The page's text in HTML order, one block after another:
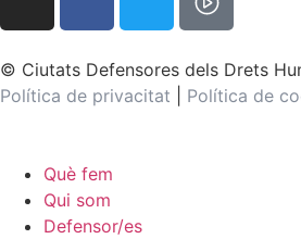
© Ciutats Defensores dels Drets
Política de privacitat
Política de
Què fem
Qui som
Defensor/es